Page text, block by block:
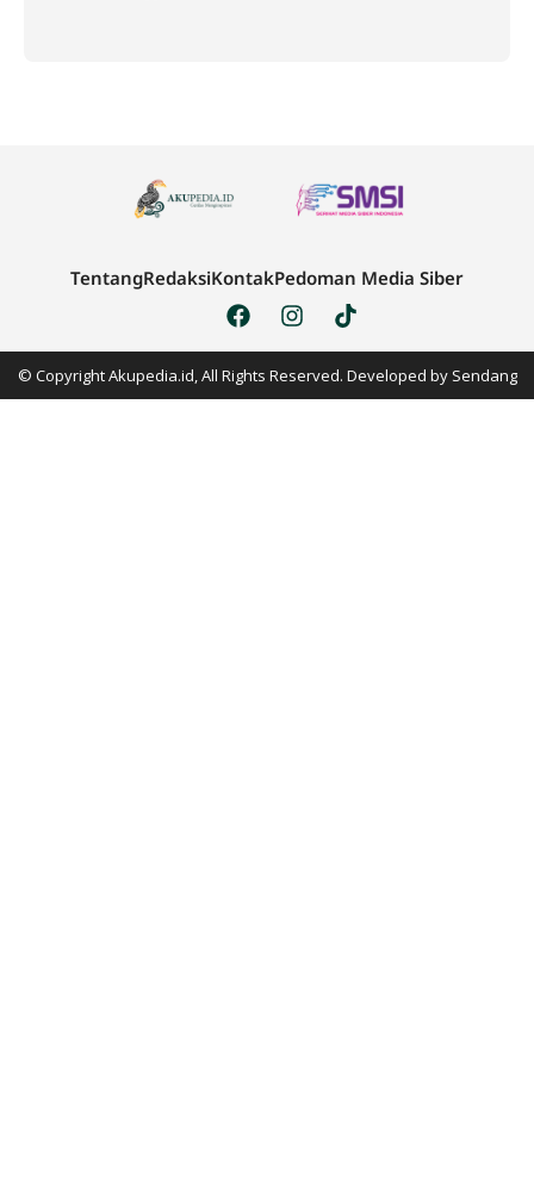
TentangRedaksiKontakPedoman Media Siber
© Copyright Akupedia.id, All Rights Reserved. Developed by Sendang